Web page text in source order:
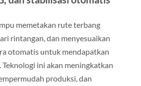
memetakan rute terbang
rintangan, dan menyesuaikan
otomatis untuk mendapatkan
ini akan meningkatkan
produksi, dan